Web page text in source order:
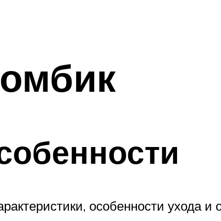
особенности ухода и